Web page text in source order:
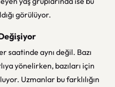
görülüyor.
saatinde aynı değil. Bazı
yönelirken, bazıları için
Uzmanlar bu farklılığın